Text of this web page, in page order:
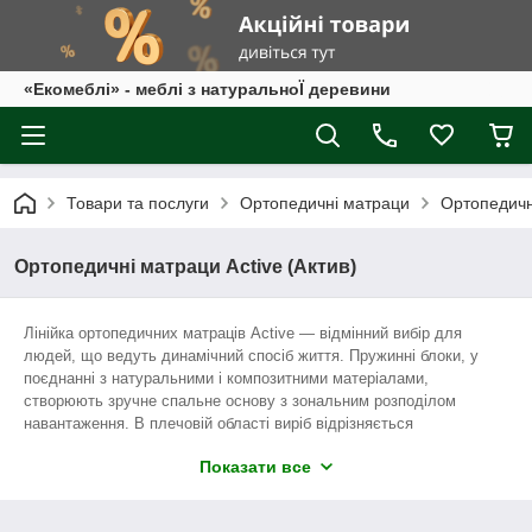
«Екомеблі» - меблі з натуральноЇ деревини
Товари та послуги Ортопедичні матраци
Ортопедичні матраци Active (Актив)
Лінійка ортопедичних матраців Active — відмінний вибір для
людей, що ведуть динамічний спосіб життя. Пружинні блоки, у
поєднанні з натуральними і композитними матеріалами,
створюють зручне спальне основу з зональним розподілом
навантаження. В плечовій області виріб відрізняється
щільна і пружна. Унікальні системи повітрообміну та відведення
Показати все